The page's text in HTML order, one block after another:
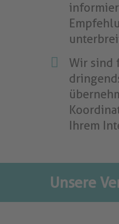
Wir sind
Ihrem
Unsere